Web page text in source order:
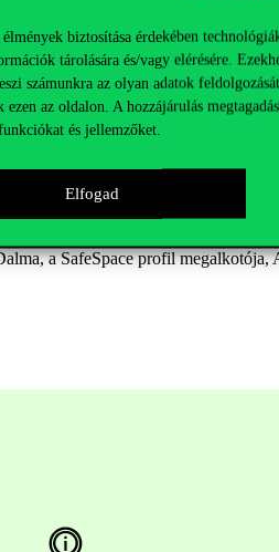
biztosítása érdekében
tárolására és/vagy elérésére.
számunkra az olyan adatok
ezen az oldalon. A hozzájárulás
és jellemzőket.
Elfogad
Előfordult már, hogy
jövő miatt, hogy teljesen elfelejtettél a
rendezvényét, ahol egy
platformjain lelki egészség
a SafeSpace profil